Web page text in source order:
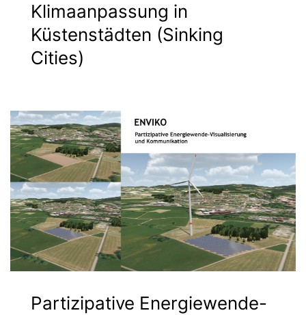
Klimaanpassung in
Küstenstädten (Sinking
Cities)
Partizipative Energiewende-